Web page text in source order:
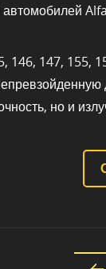
147, 155,
но и